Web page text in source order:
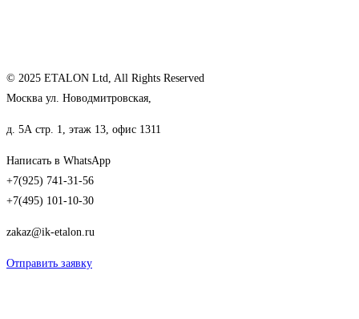
© 2025 ETALON Ltd, All Rights Reserved
Москва ул. Новодмитровская,
д. 5А стр. 1, этаж 13, офис 1311
Написать в WhatsApp
+7(925) 741-31-56
+7(495) 101-10-30
zakaz@ik-etalon.ru
Отправить заявку